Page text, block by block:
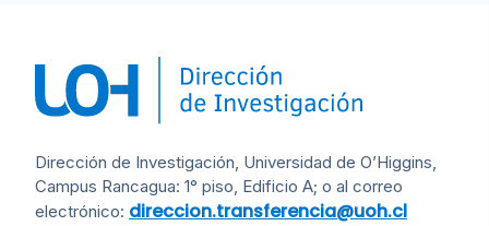
Dirección de Investigación, Universidad de O’Higgins,
Campus Rancagua: 1° piso, Edificio A; o al correo
electrónico: direccion.transferencia@uoh.cl